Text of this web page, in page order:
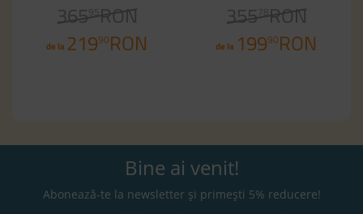
365 95RON
de la 21990RON
355 78
RON
de la 19990RON
Bine ai venit!
Abonează-te la newsletter și primești 5% reducere!